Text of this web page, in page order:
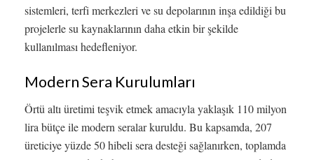
sistemleri, terfi merkezleri ve su depolarının inşa edildiği bu
projelerle su kaynaklarının daha etkin bir şekilde
kullanılması hedefleniyor.
Modern Sera Kurulumları
Örtü altı üretimi teşvik etmek amacıyla yaklaşık 110 milyon
lira bütçe ile modern seralar kuruldu. Bu kapsamda, 207
üreticiye yüzde 50 hibeli sera desteği sağlanırken, toplamda